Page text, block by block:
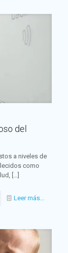
del
a niveles de
como
[…]
Leer más...